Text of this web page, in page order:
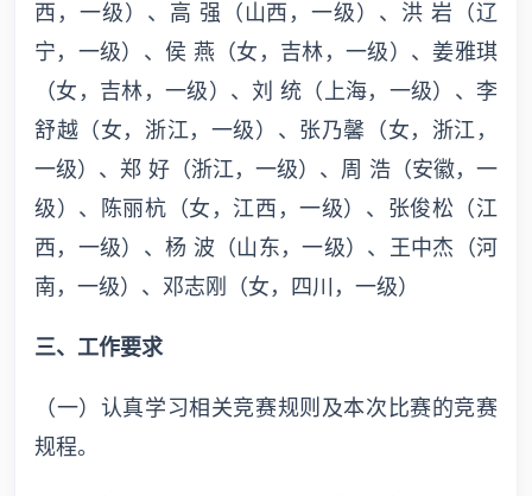
西，一级）、高 强（山西，一级）、洪 岩（辽
宁，一级）、侯 燕（女，吉林，一级）、姜雅琪
（女，吉林，一级）、刘 统（上海，一级）、李
舒越（女，浙江，一级）、张乃馨（女，浙江，
一级）、郑 好（浙江，一级）、周 浩（安徽，一
级）、陈丽杭（女，江西，一级）、张俊松（江
西，一级）、杨 波（山东，一级）、王中杰（河
南，一级）、邓志刚（女，四川，一级）
三、工作要求
（一）认真学习相关竞赛规则及本次比赛的竞赛
规程。